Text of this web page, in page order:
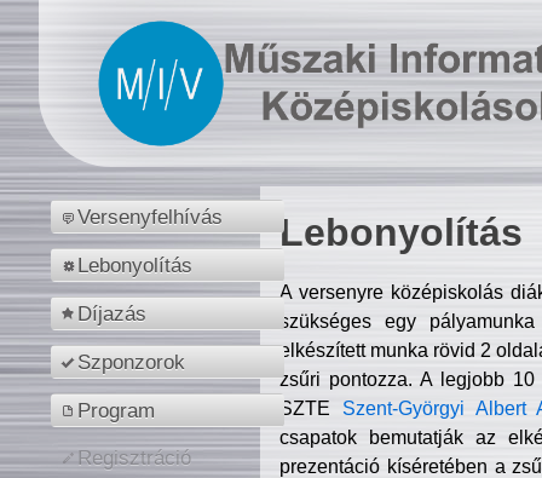
Versenyfelhívás
Lebonyolítás
Díjazás
Szponzorok
Program
Regisztráció
Lebonyolítás
A versenyre középiskolás
szükséges egy
elkészített munka rövid 2
zsűri pontozza. A legjobb
SZTE Szent-Györgyi Albert
csapatok bemutatják az
prezentáció kíséretében a